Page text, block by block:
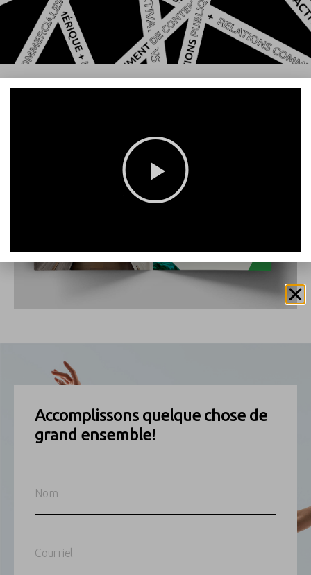
Accomplissons quelque chose de
grand ensemble!